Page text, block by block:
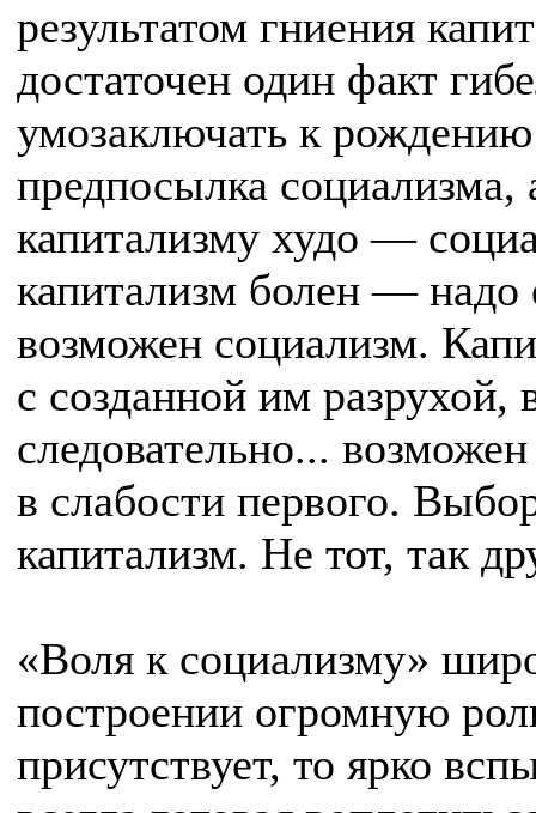
результатом гниения
достаточен один факт
умозаключать к
предпосылка социализма,
капитализму худо —
капитализм болен — надо
возможен социализм.
с созданной им
следовательно...
в слабости первого.
капитализм. Не тот, так
«Воля к социализму»
построении огромную
присутствует, то ярко